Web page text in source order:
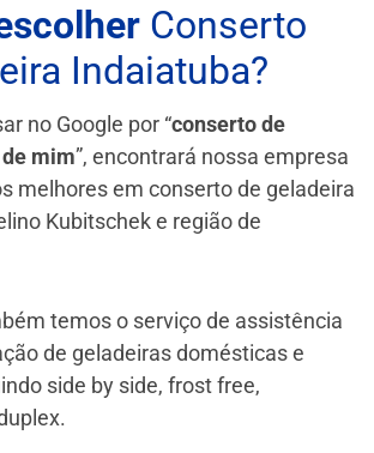
Conserto
Indaiatuba?
no Google por “conserto de
mim”, encontrará nossa empresa
melhores em conserto de geladeira
Kubitschek e região de
temos o serviço de assistência
de geladeiras domésticas e
side by side, frost free,